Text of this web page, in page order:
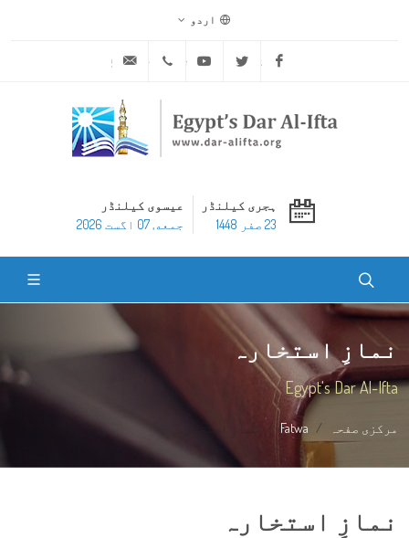
اردو
Facebook
Twitter
Youtube
ہجری کیلنڈر
23 صفر 1448
عیسوی کیلنڈر
جمعه, 07 اگست 2026
نمازِ استخارہ
Egypt's Dar Al-Ifta
مرکزی صفحہ Fatwa نمازِ استخارہ
نمازِ استخارہ